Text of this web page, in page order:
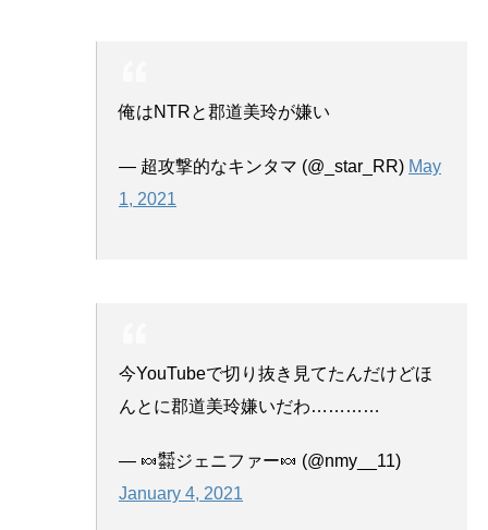
俺はNTRと郡道美玲が嫌い
— 超攻撃的なキンタマ (@_star_RR) May
1, 2021
今YouTubeで切り抜き見てたんだけどほ
んとに郡道美玲嫌いだわ…………
— 🍬㍿ジェニファー🍬 (@nmy__11)
January 4, 2021